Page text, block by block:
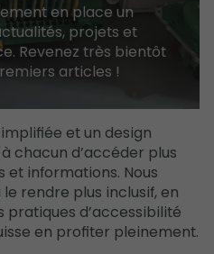
en place un
projets et
Revenez très bientôt
articles !
et un design
chacun d’accéder plus
informations. Nous
rendre plus inclusif, en
d’accessibilité
en profiter pleinement.